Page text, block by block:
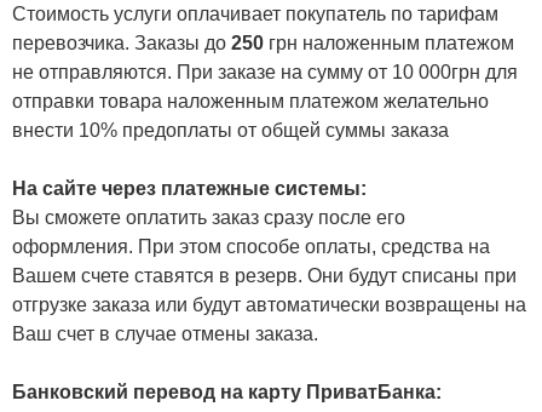
Стоимость услуги оплачивает покупатель по тарифам
перевозчика. Заказы до 250 грн наложенным платежом
не отправляются. При заказе на сумму от 10 000грн для
отправки товара наложенным платежом желательно
внести 10% предоплаты от общей суммы заказа
На сайте через платежные системы:
Вы сможете оплатить заказ сразу после его
оформления. При этом способе оплаты, средства на
Вашем счете ставятся в резерв. Они будут списаны при
отгрузке заказа или будут автоматически возвращены на
Ваш счет в случае отмены заказа.
Банковский перевод на карту ПриватБанка: